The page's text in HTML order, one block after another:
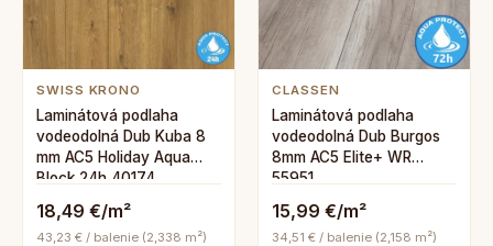
SWISS KRONO
Laminátová podlaha
vodeodolná Dub Kuba 8
mm AC5 Holiday Aqua
Block 24h 40174
18,49 €/m²
43,23 € / balenie (2,338 m²)
CLASSEN
Laminátová podlaha
vodeodolná Dub Burgos
8mm AC5 Elite+ WR
55951
15,99 €/m²
34,51 € / balenie (2,158 m²)